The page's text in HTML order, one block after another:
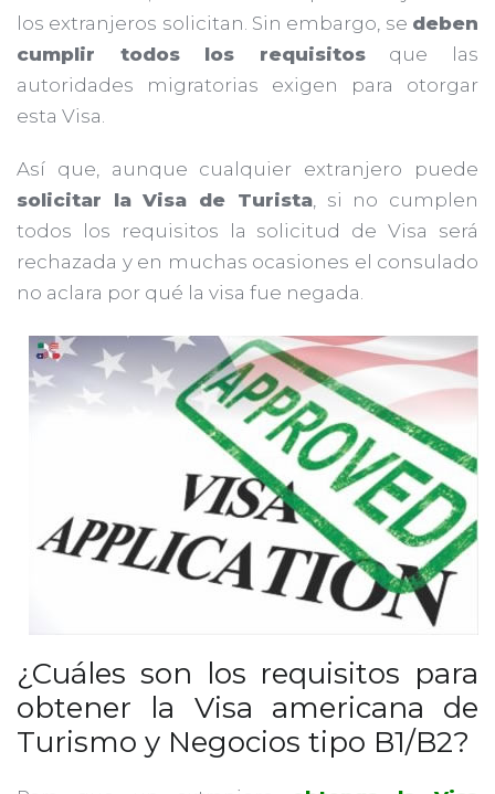
los extranjeros solicitan. Sin embargo, se deben
cumplir todos los requisitosque las
autoridades migratorias exigen para otorgar
esta Visa.
Así que, aunque cualquier extranjero puede
solicitar la Visa de Turista, si no cumplen
todos los requisitos la solicitud de Visa será
rechazada y en muchas ocasiones el consulado
no aclara por qué la visa fue negada.
¿Cuáles son los requisitos para
obtener la Visa americana de
Turismo y Negocios tipo B1/B2?